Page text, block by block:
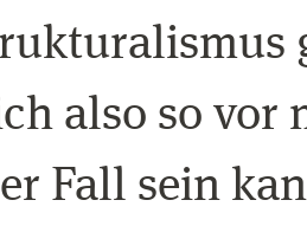
also so vor
Fall sein